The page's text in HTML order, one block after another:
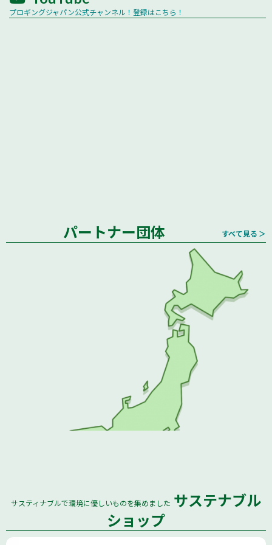
プロギングジャパン公式チャンネル！登録はこちら！
すべて見る ＞
パートナー団体
サスティナブルで環境に優しいものを集めました サステナブル
ショップ